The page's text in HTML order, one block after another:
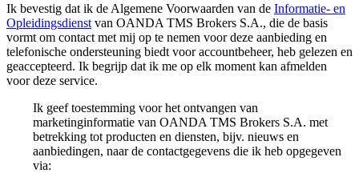
Ik bevestig dat ik de Algemene Voorwaarden van de Informatie- en
Opleidingsdienst van OANDA TMS Brokers S.A., die de basis
vormt om contact met mij op te nemen voor deze aanbieding en
telefonische ondersteuning biedt voor accountbeheer, heb gelezen en
geaccepteerd. Ik begrijp dat ik me op elk moment kan afmelden
voor deze service.
Ik geef toestemming voor het ontvangen van
marketinginformatie van OANDA TMS Brokers S.A. met
betrekking tot producten en diensten, bijv. nieuws en
aanbiedingen, naar de contactgegevens die ik heb opgegeven
via: